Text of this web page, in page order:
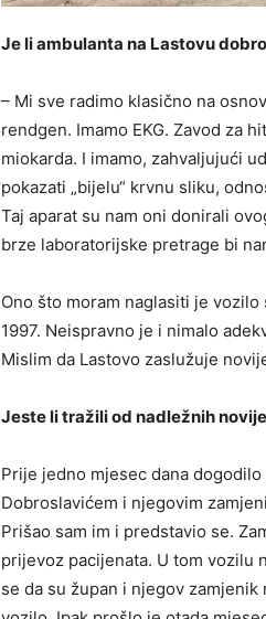
Je li ambulanta na Lastovu
– Mi sve radimo klasično na
rendgen. Imamo EKG. Zavod za
miokarda. I imamo, zahvaljujući
pokazati „bijelu“ krvnu sliku,
Taj aparat su nam oni donirali
brze laboratorijske pretrage bi
Ono što moram naglasiti je
1997. Neispravno je i nimalo
Mislim da Lastovo zaslužuje
Jeste li tražili od nadležnih
Prije jedno mjesec dana
Dobroslavićem i njegovim
Prišao sam im i predstavio se.
prijevoz pacijenata. U tom vozilu
se da su župan i njegov